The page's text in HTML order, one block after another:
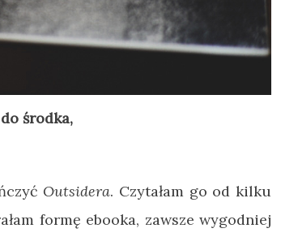
środka,
Outsidera. Czytałam go od kilku
formę ebooka, zawsze wygodniej